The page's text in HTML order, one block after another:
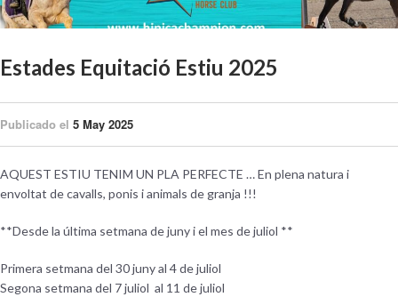
Estades Equitació Estiu 2025
Publicado el 5 May 2025
AQUEST ESTIU TENIM UN PLA PERFECTE … En plena natura i
envoltat de cavalls, ponis i animals de granja !!!
**Desde la última setmana de juny i el mes de juliol **
Primera setmana del 30 juny al 4 de juliol
Segona setmana del 7 juliol al 11 de juliol